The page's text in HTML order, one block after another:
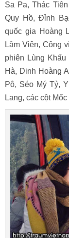
Sa Pa, Thác
Quy Hồ​, Đỉnh
quốc gia Hoàng
Lâm Viên, Công
phiên Lùng
Hà​, Dinh Hoàng
Pô, Séo Mý Tỷ,
Lang, các cột